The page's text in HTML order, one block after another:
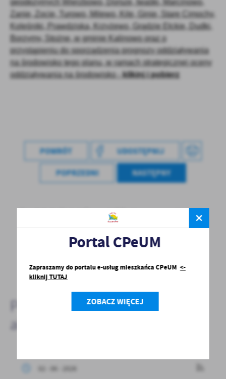
treści w postaci wiadomości, ofert, komunikatów mediów
społecznościowych.
geodezyjnych Wierzbowo, Dorsze, Iwaśki, Marcinowo,
Zanie, Zocie, Turowo, Milewo, Kile, Ginie, Stare Cimochy,
Koleśniki, Prawdziska, Krzyżewo, Grądzie Ełckie, Dudki,
Borzymy, Stożne, w gminie Kalinowo oraz o
przystąpieniu do sporządzenia prognozy oddziaływania
na środowisko tego planu, w ramach strategicznej oceny
oddziaływania na środowisko -klikinj i pobierz
POWRÓT UDOSTĘPNIJ
POPRZEDNI NASTĘPNY
Spodobała Ci się informacja? Zostaw nam swoją opinię
- to dla Ciebie staramy się być najlepsi, a Twoje zdanie
bardzo nam w tym pomoże!
DODAJ KOMENTARZ
Pozostałe
aktualności
02 - 06 - 2026
Portal CPeUM
Zapraszamy do portalu e-usług mieszkańca CPeUM<-
kliknij TUTAJ
ZOBACZ WIĘCEJ